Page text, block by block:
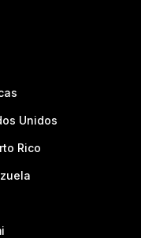
Unidos
Rico